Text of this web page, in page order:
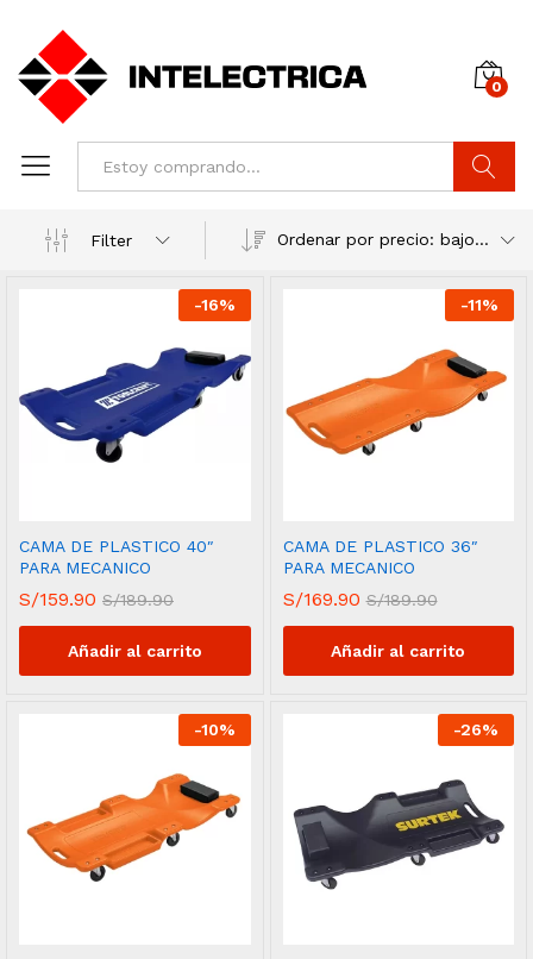
0
Filter
Ordenar por precio: bajo a alto
-16%
CAMA DE PLASTICO 40″
PARA MECANICO
S/159.90 S/189.90
Añadir al carrito
-11%
CAMA DE PLASTICO 36″
PARA MECANICO
S/169.90 S/189.90
Añadir al carrito
-10% -26%